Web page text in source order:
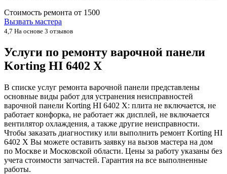
Стоимость ремонта от 1500
Вызвать мастера
4,7 На основе 3 отзывов
Услуги по ремонту варочной панели
Korting HI 6402 X
В списке услуг ремонта варочной панели представлены
основные виды работ для устранения неисправностей
варочной панели Korting HI 6402 X: плита не включается, не
работает конфорка, не работает жк дисплей, не включается
вентилятор охлаждения, а также другие неисправности.
Чтобы заказать диагностику или выполнить ремонт Korting HI
6402 X Вы можете оставить заявку на вызов мастера на дом
по Москве и Московской области. Цены за работу указаны без
учета стоимости запчастей. Гарантия на все выполненные
работы.